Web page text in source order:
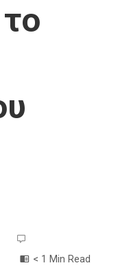
< 1 Min Read